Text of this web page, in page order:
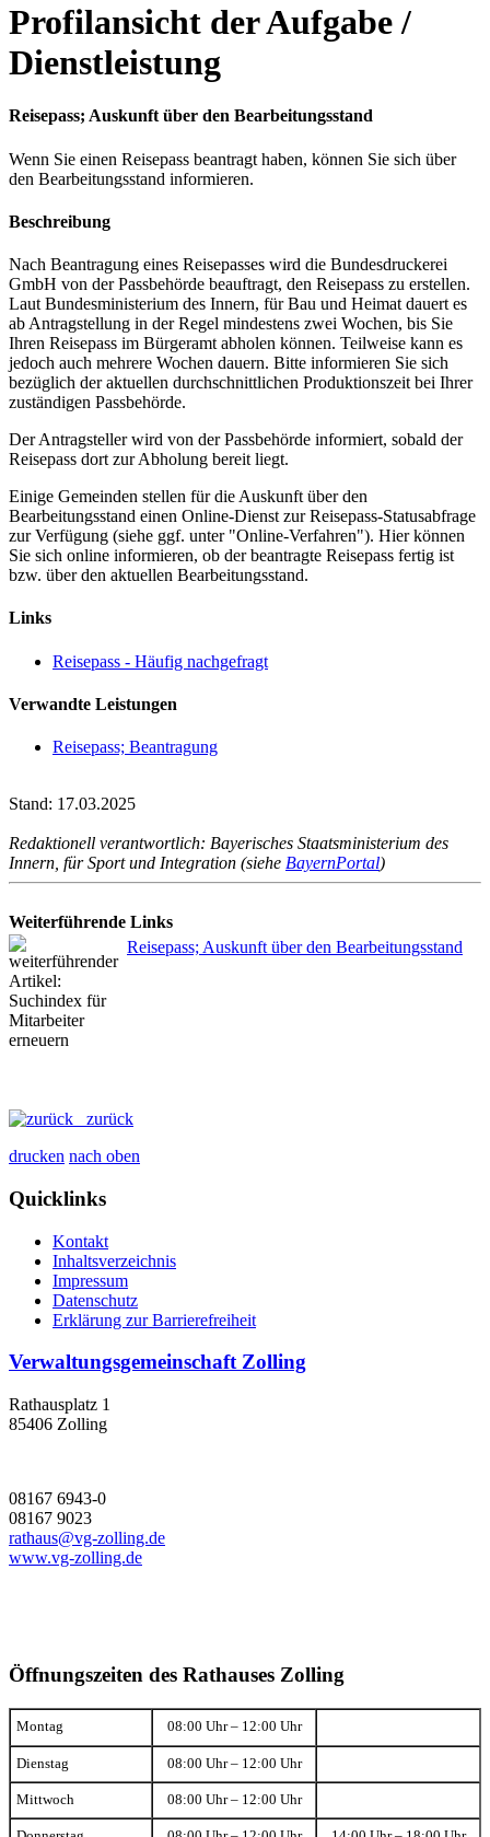
Profilansicht der Aufgabe /
Dienstleistung
Reisepass; Auskunft über den Bearbeitungsstand
Wenn Sie einen Reisepass beantragt haben, können Sie sich über
den Bearbeitungsstand informieren.
Beschreibung
Nach Beantragung eines Reisepasses wird die Bundesdruckerei
GmbH von der Passbehörde beauftragt, den Reisepass zu erstellen.
Laut Bundesministerium des Innern, für Bau und Heimat dauert es
ab Antragstellung in der Regel mindestens zwei Wochen, bis Sie
Ihren Reisepass im Bürgeramt abholen können. Teilweise kann es
jedoch auch mehrere Wochen dauern. Bitte informieren Sie sich
bezüglich der aktuellen durchschnittlichen Produktionszeit bei Ihrer
zuständigen Passbehörde.
Der Antragsteller wird von der Passbehörde informiert, sobald der
Reisepass dort zur Abholung bereit liegt.
Einige Gemeinden stellen für die Auskunft über den
Bearbeitungsstand einen Online-Dienst zur Reisepass-Statusabfrage
zur Verfügung (siehe ggf. unter "Online-Verfahren"). Hier können
Sie sich online informieren, ob der beantragte Reisepass fertig ist
bzw. über den aktuellen Bearbeitungsstand.
Links
Reisepass - Häufig nachgefragt
Verwandte Leistungen
Reisepass; Beantragung
Stand: 17.03.2025
Redaktionell verantwortlich: Bayerisches Staatsministerium des
Innern, für Sport und Integration (siehe BayernPortal)
Weiterführende Links
Reisepass; Auskunft über den Bearbeitungsstand
zurück
drucken nach oben
Quicklinks
Kontakt
Inhaltsverzeichnis
Impressum
Datenschutz
Erklärung zur Barrierefreiheit
Verwaltungsgemeinschaft Zolling
Rathausplatz 1
85406 Zolling
08167 6943-0
08167 9023
rathaus@vg-zolling.de
www.vg-zolling.de
Öffnungszeiten des Rathauses Zolling
Montag 08:00 Uhr – 12:00 Uhr
Dienstag 08:00 Uhr – 12:00 Uhr
Mittwoch 08:00 Uhr – 12:00 Uhr